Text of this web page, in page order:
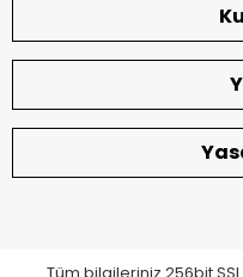
Tüm bilgileriniz 256bit